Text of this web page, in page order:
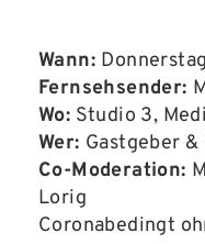
Wann:
Fernsehsender:
Wo: Studio 3,
Wer: Gastgeber
Co-Moderation:
Lorig
Coronabedingt